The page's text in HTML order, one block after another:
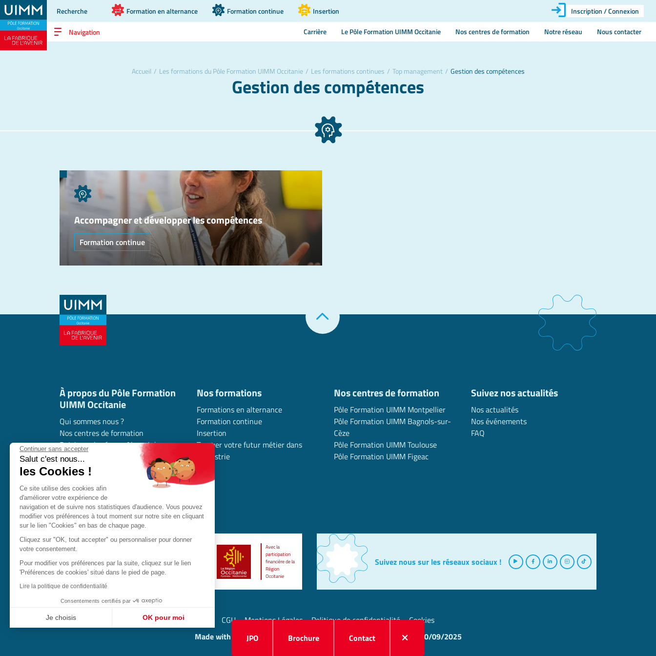
Continuer sans accepter
Salut c'est nous...
les Cookies !
Ce site utilise des cookies afin
d'améliorer votre expérience de
navigation et de suivre nos statistiques d'audience. Vous pouvez
modifier vos préférences à tout moment sur notre site en cliquant
sur le lien "Cookies" en bas de chaque page.
Cliquez sur "OK, tout accepter" ou personnaliser pour donner
votre consentement.
Pour modifier vos préférences par la suite, cliquez sur le lien
'Préférences de cookies' situé dans le pied de page.
Lire la politique de confidentialité
Consentements certifiés par
Je choisis OK pour moi
Plateforme de Gestion du Consentement : Personnalisez vos Options
Notre plateforme vous permet d'adapter et de gérer vos paramètres de confidentialité, en garantissant la conformité avec les réglementations. Personnalisez vos préférences pour
JPO Brochure Contact
Recherche Formation en alternance Formation continue Insertion Inscription / Connexion
Navigation Carrière Le Pôle Formation UIMM Occitanie Nos centres de formation Notre réseau Nous contacter
Accueil / Les formations du Pôle Formation UIMM Occitanie / Les formations continues / Top management / Gestion des compétences
Gestion des compétences
Accompagner et développer les compétences
Formation continue
À propos du Pôle Formation
UIMM Occitanie
Qui sommes nous ?
Nos centres de formation
Rejoignez le réseau Alumni de
l’industrie en Occitanie
Nous contacter
Déposer mon offre d’alternance
Nos partenaires
Nos formations
Formations en alternance
Formation continue
Insertion
Trouver votre futur métier dans
l’industrie
Nos centres de formation
Pôle Formation UIMM Montpellier
Pôle Formation UIMM Bagnols-sur-
Cèze
Pôle Formation UIMM Toulouse
Pôle Formation UIMM Figeac
Suivez nos actualités
Nos actualités
Nos événements
FAQ
Avec la
participation
financière de la
Région
Occitanie
Suivez nous sur les réseaux sociaux !
CGU Mentions Légales Politique de confidentialité
Cookies
Made with love by Visions Nouvelles 2023 ! Dernière mise à jour : 30/09/2025